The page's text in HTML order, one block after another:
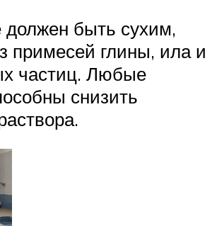
должен быть сухим,
примесей глины, ила и
частиц. Любые
снизить